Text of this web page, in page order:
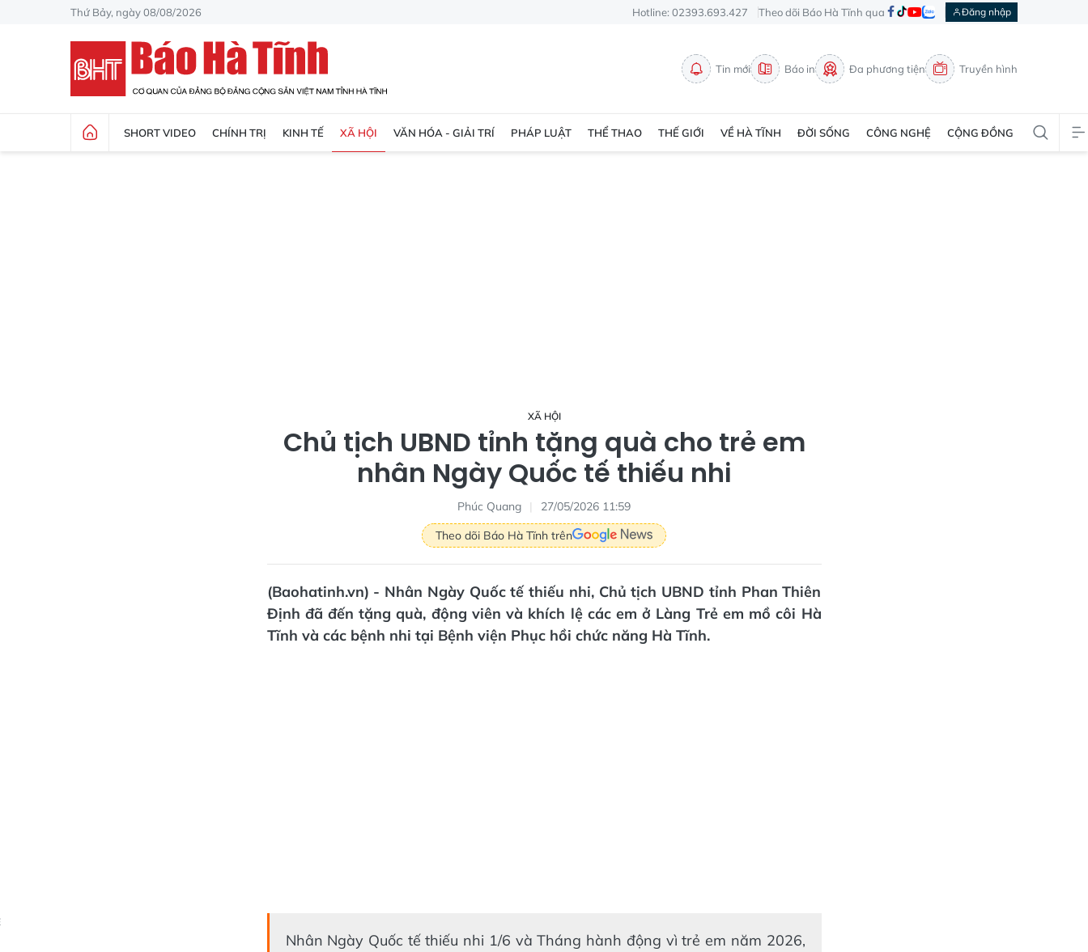
Thứ Bảy, ngày 08/08/2026 Hotline: 02393.693.427 Theo dõi Báo Hà Tĩnh qua Đăng nhập
Tin mới Báo in Đa phương tiện Truyền hình
SHORT VIDEO CHÍNH TRỊ KINH TẾ XÃ HỘI VĂN HÓA - GIẢI TRÍ PHÁP LUẬT THỂ THAO THẾ GIỚI VỀ HÀ TĨNH ĐỜI SỐNG CÔNG NGHỆ CỘNG ĐỒNG
XÃ HỘI
Chủ tịch UBND tỉnh tặng quà cho trẻ em
nhân Ngày Quốc tế thiếu nhi
Phúc Quang
27/05/2026 11:59
Theo dõi Báo Hà Tĩnh trên
(Baohatinh.vn) - Nhân Ngày Quốc tế thiếu nhi, Chủ tịch UBND tỉnh Phan Thiên
Định đã đến tặng quà, động viên và khích lệ các em ở Làng Trẻ em mồ côi Hà
Tĩnh và các bệnh nhi tại Bệnh viện Phục hồi chức năng Hà Tĩnh.
Nhân Ngày Quốc tế thiếu nhi 1/6 và Tháng hành động vì trẻ em năm 2026,